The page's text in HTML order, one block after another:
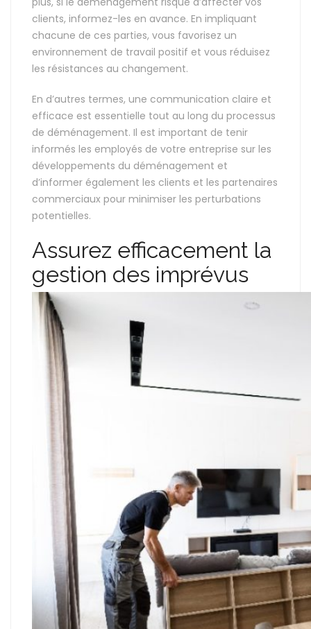
clients, informez-les en avance. En impliquant
chacune de ces parties, vous favorisez un
environnement de travail positif et vous réduisez
les résistances au changement.
En d’autres termes, une communication claire et
efficace est essentielle tout au long du processus
de déménagement. Il est important de tenir
informés les employés de votre entreprise sur les
développements du déménagement et
d’informer également les clients et les partenaires
commerciaux pour minimiser les perturbations
potentielles.
Assurez efficacement la
gestion des imprévus